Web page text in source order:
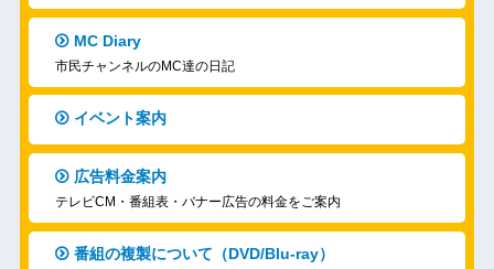
MC Diary
市民チャンネルのMC達の日記
イベント案内
広告料金案内
テレビCM・番組表・バナー広告の料金をご案内
番組の複製について（DVD/Blu-ray）